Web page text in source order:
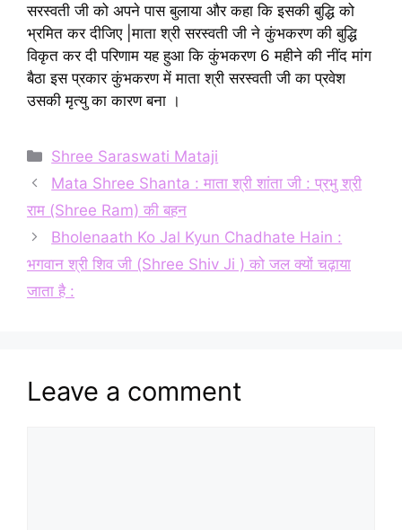
सरस्वती जी को अपने पास बुलाया और कहा कि इसकी बुद्धि को
भ्रमित कर दीजिए |माता श्री सरस्वती जी ने कुंभकरण की बुद्धि
विकृत कर दी परिणाम यह हुआ कि कुंभकरण 6 महीने की नींद मांग
बैठा इस प्रकार कुंभकरण में माता श्री सरस्वती जी का प्रवेश
उसकी मृत्यु का कारण बना ।
Categories
Shree Saraswati Mataji
Mata Shree Shanta : माता श्री शांता जी : प्रभु श्री
राम (Shree Ram) की बहन
Bholenaath Ko Jal Kyun Chadhate Hain :
भगवान श्री शिव जी (Shree Shiv Ji ) को जल क्यों चढ़ाया
जाता है :
Leave a comment